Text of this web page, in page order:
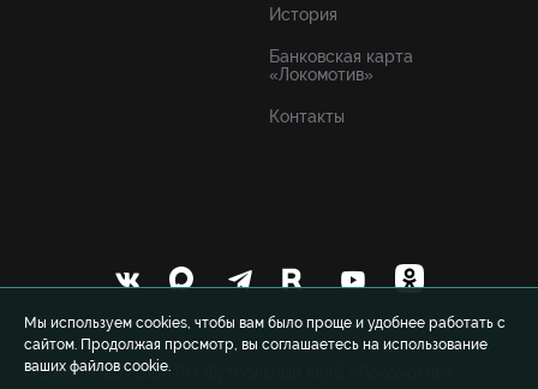
Мы используем cookies, чтобы вам было проще и удобнее работать с
сайтом. Продолжая просмотр, вы соглашаетесь на использование
ваших файлов cookie.
История
Банковская карта
«Локомотив»
Контакты
© 1999-2026 FCLM.RU Футбольный клуб «Локомотив»